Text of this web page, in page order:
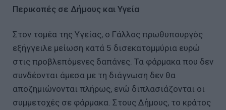
Περικοπές σε Δήμους και Υγεία
Στον τομέα της Υγείας, ο Γάλλος πρωθυπουργός
εξήγγειλε μείωση κατά 5 δισεκατομμύρια ευρώ
στις προβλεπόμενες δαπάνες. Τα φάρμακα που δεν
συνδέονται άμεσα με τη διάγνωση δεν θα
αποζημιώνονται πλήρως, ενώ διπλασιάζονται οι
συμμετοχές σε φάρμακα. Στους Δήμους, το κράτος